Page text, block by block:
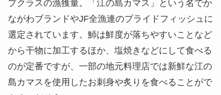
プクラスの漁獲量。「江の島カマス」という名でか
ながわブランドやJF全漁連のプライドフィッシュに
選定されています。魳は鮮度が落ちやすいことなど
から干物に加工するほか、塩焼きなどにして食べる
のが定番ですが、一部の地元料理店では新鮮な江の
島カマスを使用したお刺身や炙りを食べることがで